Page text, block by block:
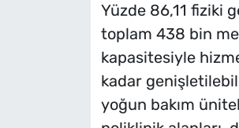
Yüzde 86,11 fiziki
toplam 438 bin
kapasitesiyle
kadar
yoğun bakım